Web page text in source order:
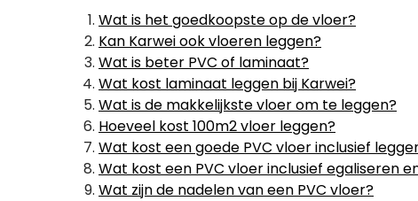
Wat is het goedkoopste op de vloer?
Kan Karwei ook vloeren leggen?
Wat is beter PVC of laminaat?
Wat kost laminaat leggen bij Karwei?
Wat is de makkelijkste vloer om te leggen?
Hoeveel kost 100m2 vloer leggen?
Wat kost een goede PVC vloer inclusief
Wat kost een PVC vloer inclusief egaliseren
Wat zijn de nadelen van een PVC vloer?